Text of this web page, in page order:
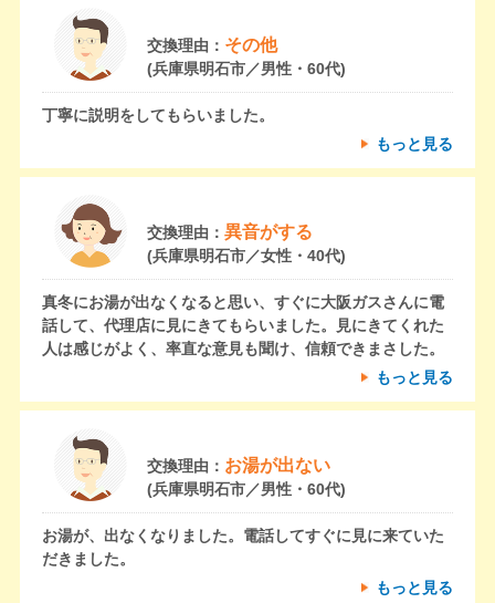
交換理由： その他
(兵庫県明石市／男性・60代)
丁寧に説明をしてもらいました。
もっと見る
交換理由： 異音がする
(兵庫県明石市／女性・40代)
真冬にお湯が出なくなると思い、すぐに大阪ガスさんに電
話して、代理店に見にきてもらいました。見にきてくれた
人は感じがよく、率直な意見も聞け、信頼できまさした。
もっと見る
交換理由： お湯が出ない
(兵庫県明石市／男性・60代)
お湯が、出なくなりました。電話してすぐに見に来ていた
だきました。
もっと見る